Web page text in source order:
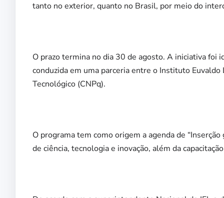
tanto no exterior, quanto no Brasil, por meio do
O prazo termina no dia 30 de agosto. A iniciativa foi
conduzida em uma parceria entre o Instituto
Tecnológico (CNPq).
O programa tem como origem a agenda de
de ciência, tecnologia e inovação, além da